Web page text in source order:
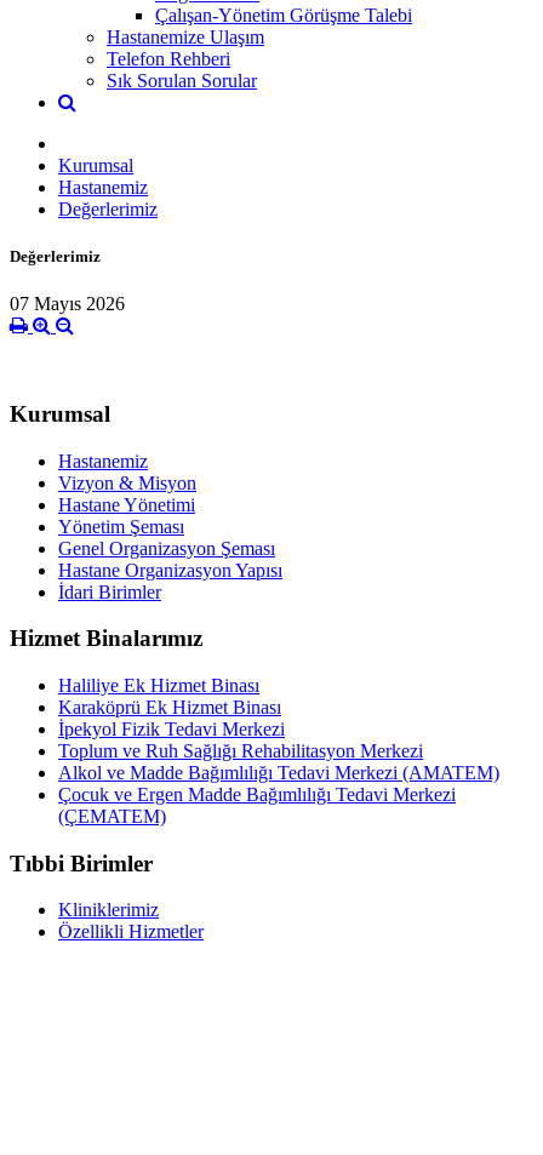
Çalışan-Yönetim Görüşme Talebi
Hastanemize Ulaşım
Telefon Rehberi
Sık Sorulan Sorular
Kurumsal
Hastanemiz
Değerlerimiz
Değerlerimiz
07 Mayıs 2026
Kurumsal
Hastanemiz
Vizyon & Misyon
Hastane Yönetimi
Yönetim Şeması
Genel Organizasyon Şeması
Hastane Organizasyon Yapısı
İdari Birimler
Hizmet Binalarımız
Haliliye Ek Hizmet Binası
Karaköprü Ek Hizmet Binası
İpekyol Fizik Tedavi Merkezi
Toplum ve Ruh Sağlığı Rehabilitasyon Merkezi
Alkol ve Madde Bağımlılığı Tedavi Merkezi (AMATEM)
Çocuk ve Ergen Madde Bağımlılığı Tedavi Merkezi
(ÇEMATEM)
Tıbbi Birimler
Kliniklerimiz
Özellikli Hizmetler